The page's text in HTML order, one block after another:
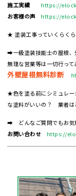
施工実績
https://
お客様の声
https://
★ 塗装工事っていくらく
➡一級塗装技能士の屋根、
無理な営業等は一切行って
外壁屋根無料診断
★色を塗る前にシミュレ
な塗料がいいの？ 業者は
➡ どんなご質問でもお気
お問い合わせ
https://